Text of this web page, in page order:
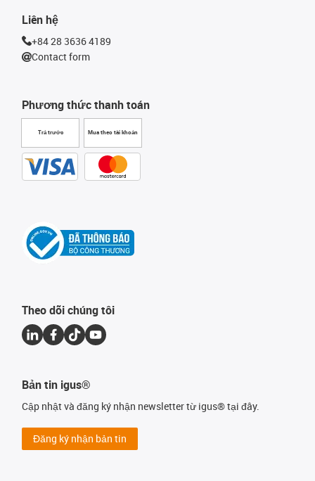
Phương thức thanh toán
Trả trước Mua theo tài khoản
Liên hệ
+84 28 3636 4189
Contact form
Theo dõi chúng tôi
Bản tin igus®
Cập nhật và đăng ký nhận newsletter từ igus® tại đây.
Đăng ký nhận bản tin